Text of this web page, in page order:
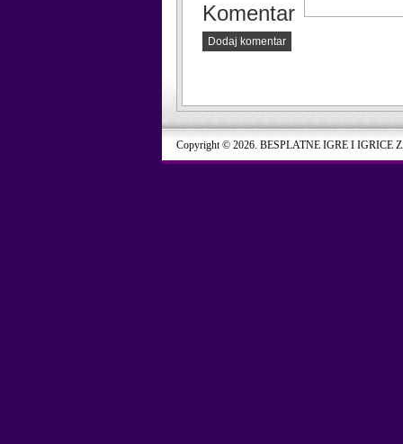
Komentar
Dodaj komentar
Copyright © 2026. BESPLATNE IGRE I IGRICE